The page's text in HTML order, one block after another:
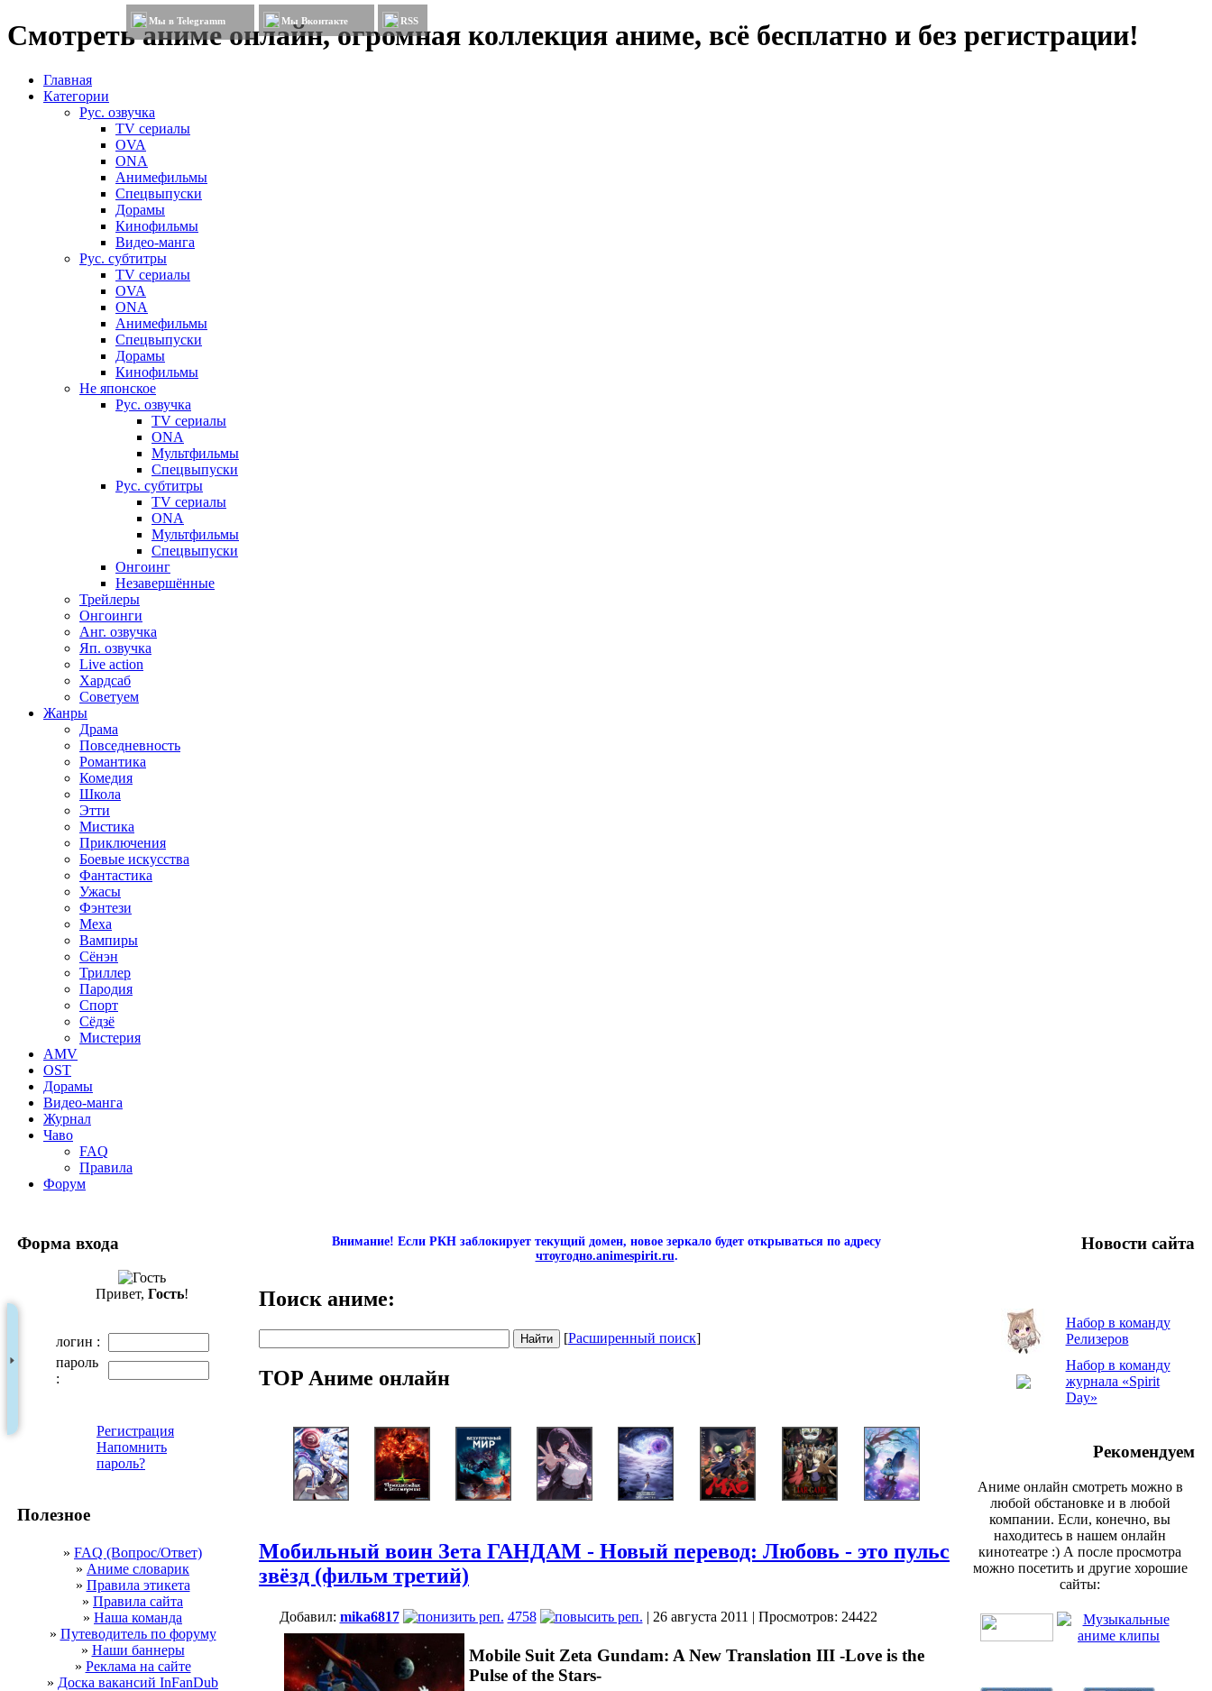
Смотреть аниме онлайн, огромная коллекция аниме, всё бесплатно и без регистрации!
Мы в Telegramm Мы Вконтакте RSS
Главная
Категории
Рус. озвучка
TV сериалы
OVA
ONA
Анимефильмы
Спецвыпуски
Дорамы
Кинофильмы
Видео-манга
Рус. субтитры
TV сериалы
OVA
ONA
Анимефильмы
Спецвыпуски
Дорамы
Кинофильмы
Не японское
Рус. озвучка
TV сериалы
ONA
Мультфильмы
Спецвыпуски
Рус. субтитры
TV сериалы
ONA
Мультфильмы
Спецвыпуски
Онгоинг
Незавершённые
Трейлеры
Онгоинги
Анг. озвучка
Яп. озвучка
Live action
Хардсаб
Советуем
Жанры
Драма
Повседневность
Романтика
Комедия
Школа
Этти
Мистика
Приключения
Боевые искусства
Фантастика
Ужасы
Фэнтези
Меха
Вампиры
Сёнэн
Триллер
Пародия
Спорт
Сёдзё
Мистерия
AMV
OST
Дорамы
Видео-манга
Журнал
Чаво
FAQ
Правила
Форум
Форма входа
Привет, Гость!
логин :
пароль
:
Регистрация
Напомнить
пароль?
Полезное
» FAQ (Вопрос/Ответ)
» Аниме словарик
» Правила этикета
» Правила сайта
» Наша команда
» Путеводитель по форуму
» Наши баннеры
» Реклама на сайте
» Доска вакансий InFanDub
Внимание! Если РКН заблокирует текущий домен, новое зеркало будет открываться по адресу
чтоугодно.animespirit.ru.
Поиск аниме:
[Расширенный поиск]
TOP Аниме онлайн
Мобильный воин Зета ГАНДАМ - Новый перевод: Любовь - это пульс
звёзд (фильм третий)
Добавил: mika6817 4758 | 26 августа 2011 | Просмотров: 24422
Mobile Suit Zeta Gundam: A New Translation III -Love is the
Pulse of the Stars-
Новости сайта
Набор в команду
Релизеров
Набор в команду
журнала «Spirit
Day»
Рекомендуем
Аниме онлайн смотреть можно в
любой обстановке и в любой
компании. Если, конечно, вы
находитесь в нашем онлайн
кинотеатре :) А после просмотра
можно посетить и другие хорошие
сайты: